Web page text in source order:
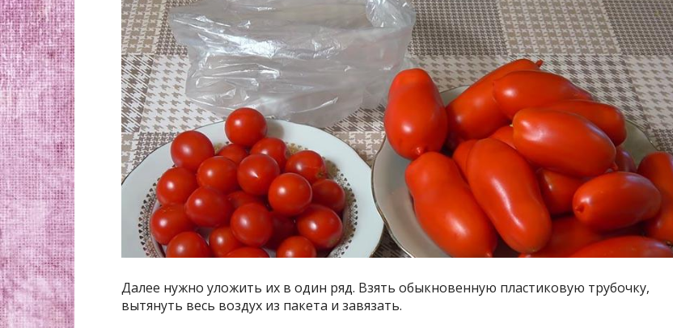
Далее нужно уложить их в один ряд. Взять обыкновенную пластиковую трубочку,
вытянуть весь воздух из пакета и завязать.